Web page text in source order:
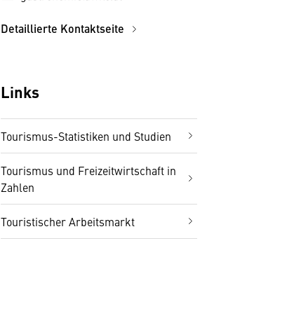
Detaillierte Kontaktseite
Links
Tourismus-Statistiken und Studien
Tourismus und Freizeitwirtschaft in
Zahlen
Touristischer Arbeitsmarkt